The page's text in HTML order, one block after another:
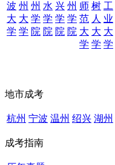
波
大
学
州
大
学
州
学
院
水
学
院
兴
学
院
州
学
院
师
范
大
学
树
人
大
学
工
业
大
学
地市成考
杭州 宁波 温州 绍兴 湖州
成考指南